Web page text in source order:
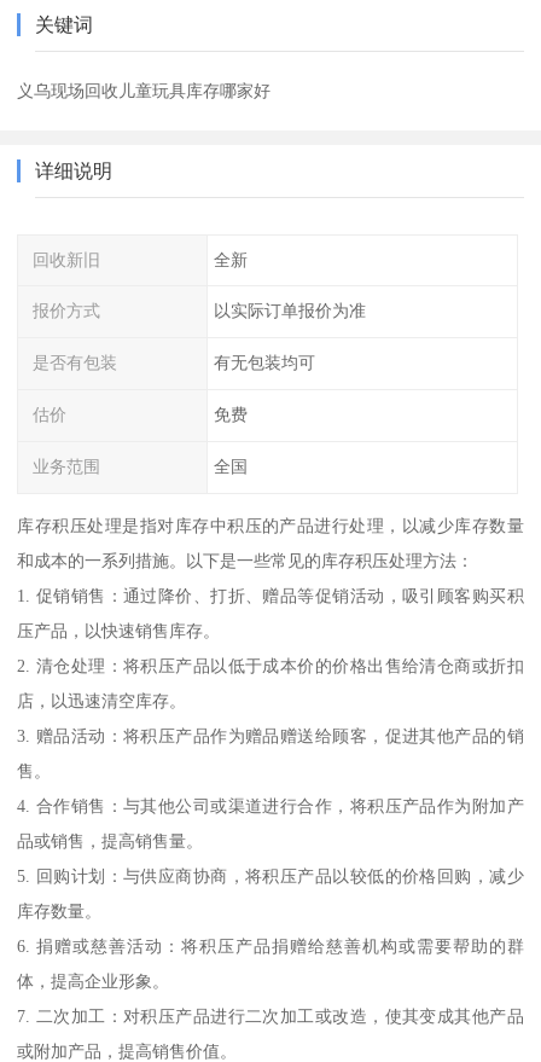
关键词
义乌现场回收儿童玩具库存哪家好
详细说明
回收新旧 全新
报价方式 以实际订单报价为准
是否有包装 有无包装均可
估价 免费
业务范围 全国
库存积压处理是指对库存中积压的产品进行处理，以减少库存数量
和成本的一系列措施。以下是一些常见的库存积压处理方法：
1. 促销销售：通过降价、打折、赠品等促销活动，吸引顾客购买积
压产品，以快速销售库存。
2. 清仓处理：将积压产品以低于成本价的价格出售给清仓商或折扣
店，以迅速清空库存。
3. 赠品活动：将积压产品作为赠品赠送给顾客，促进其他产品的销
售。
4. 合作销售：与其他公司或渠道进行合作，将积压产品作为附加产
品或销售，提高销售量。
5. 回购计划：与供应商协商，将积压产品以较低的价格回购，减少
库存数量。
6. 捐赠或慈善活动：将积压产品捐赠给慈善机构或需要帮助的群
体，提高企业形象。
7. 二次加工：对积压产品进行二次加工或改造，使其变成其他产品
或附加产品，提高销售价值。